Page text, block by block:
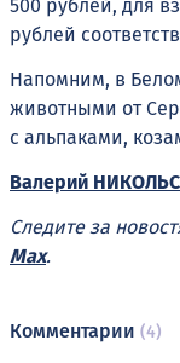
500 рублей, для
рублей
Напомним, в
животными от
с альпаками,
Валерий
Следите за
Max.
Комментарии (4)